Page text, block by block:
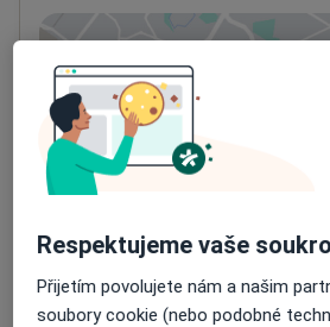
Dostupnost
Na této adrese online kalendář
Co mám v takové situaci udělat?
Způsoby platby (soukromé
Detaily
Respektujeme vaše
Přijetím povolujete nám a našim
soubory cookie (nebo podobné